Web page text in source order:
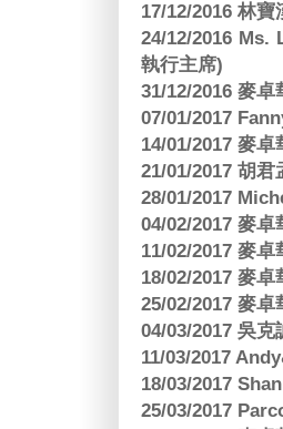
17/12/2016 林
24/12/2016
執行主席)
31/12/2016 麥
07/01/2017
14/01/2017 麥
21/01/2017 胡
28/01/2017
04/02/2017 麥
11/02/2017 麥
18/02/2017 麥
25/02/2017 麥
04/03/2017 吳
11/03/2017
18/03/2017
25/03/2017